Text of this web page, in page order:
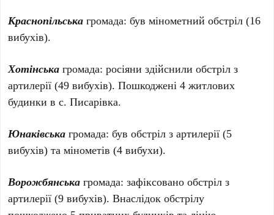
Краснопільська громада: був мінометний обстріл (16
вибухів).
Хотінська громада: росіяни здійснили обстріл з
артилерії (49 вибухів). Пошкоджені 4 житлових
будинки в с. Писарівка.
Юнаківська громада: був обстріл з артилерії (5
вибухів) та мінометів (4 вибухи).
Ворожбянська громада: зафіксовано обстріл з
артилерії (9 вибухів). Внаслідок обстрілу